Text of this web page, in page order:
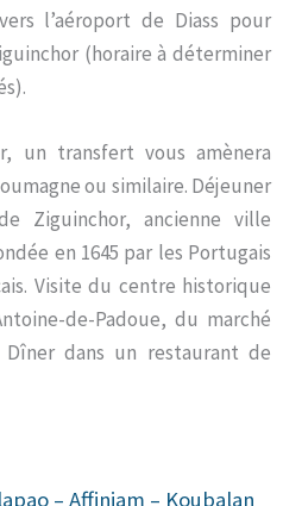
l’aéroport de Diass pour
(horaire à déterminer
un transfert vous amènera
ou similaire. Déjeuner
Ziguinchor, ancienne ville
en 1645 par les Portugais
Visite du centre historique
de-Padoue, du marché
Dîner dans un restaurant de
– Affiniam – Koubalan